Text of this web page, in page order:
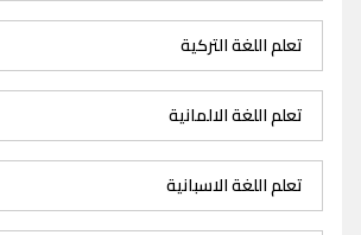
تعلم اللغة التركية
تعلم اللغة الالمانية
تعلم اللغة الاسبانية